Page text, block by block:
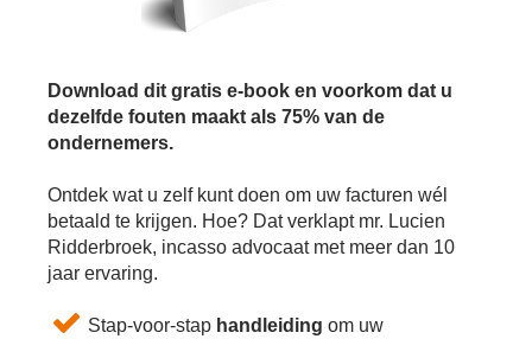
Download dit gratis e-book en voorkom dat u
dezelfde fouten maakt als 75% van de
ondernemers.
Ontdek wat u zelf kunt doen om uw facturen wél
betaald te krijgen. Hoe? Dat verklapt mr. Lucien
Ridderbroek, incasso advocaat met meer dan 10
jaar ervaring.
Stap-voor-stap handleiding om uw